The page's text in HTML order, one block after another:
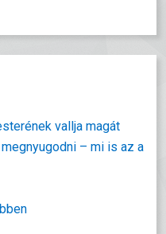
vallja magát
– mi is az a